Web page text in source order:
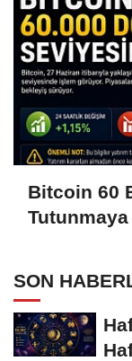
Bitcoin 60
Tutunmaya
SON